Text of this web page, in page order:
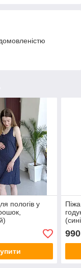
пологів у
990